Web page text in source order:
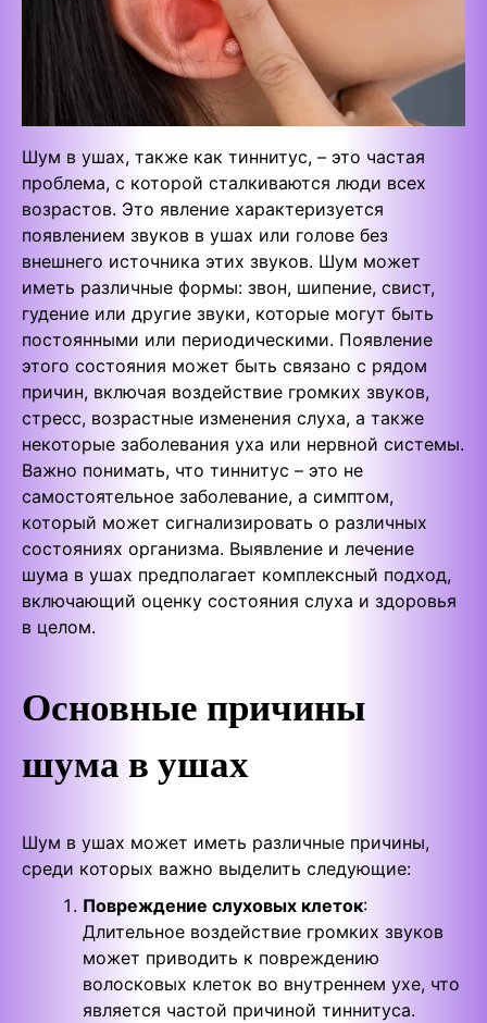
Шум в ушах, также как тиннитус, – это частая
проблема, с которой сталкиваются люди всех
возрастов. Это явление характеризуется
появлением звуков в ушах или голове без
внешнего источника этих звуков. Шум может
иметь различные формы: звон, шипение, свист,
гудение или другие звуки, которые могут быть
постоянными или периодическими. Появление
этого состояния может быть связано с рядом
причин, включая воздействие громких звуков,
стресс, возрастные изменения слуха, а также
некоторые заболевания уха или нервной системы.
Важно понимать, что тиннитус – это не
самостоятельное заболевание, а симптом,
который может сигнализировать о различных
состояниях организма. Выявление и лечение
шума в ушах предполагает комплексный подход,
включающий оценку состояния слуха и здоровья
в целом.
Основные причины
шума в ушах
Шум в ушах может иметь различные причины,
среди которых важно выделить следующие:
Повреждение слуховых клеток:
Длительное воздействие громких звуков
может приводить к повреждению
волосковых клеток во внутреннем ухе, что
является частой причиной тиннитуса.